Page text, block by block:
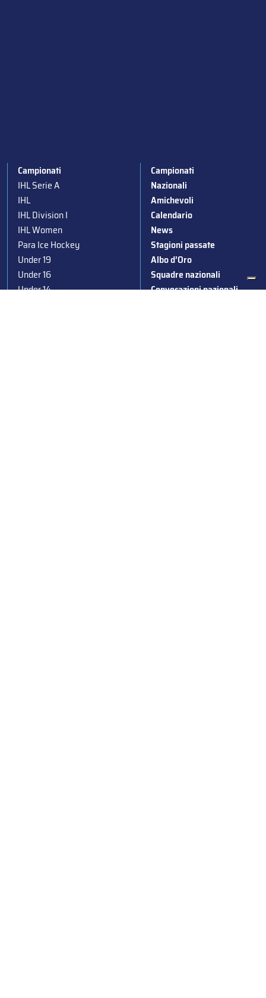
Campionati
IHL Serie A
IHL
IHL Division I
IHL Women
Para Ice Hockey
Under 19
Under 16
Under 14
Campionati
Nazionali
Amichevoli
Calendario
News
Stagioni passate
Albo d’Oro
Squadre nazionali
Convocazioni nazionali